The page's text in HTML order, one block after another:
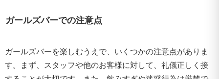
ガールズバーでの注意点
ガールズバーを楽しむうえで、いくつかの注意点がありま
す。まず、スタッフや他のお客様に対して、礼儀正しく接